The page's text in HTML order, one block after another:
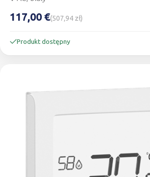
117,00 €(507,94 zł)
Produkt dostępny